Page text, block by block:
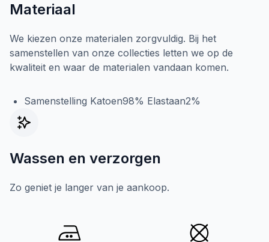
Materiaal
We kiezen onze materialen zorgvuldig. Bij het
samenstellen van onze collecties letten we op de
kwaliteit en waar de materialen vandaan komen.
Samenstelling Katoen98% Elastaan2%
Wassen en verzorgen
Zo geniet je langer van je aankoop.